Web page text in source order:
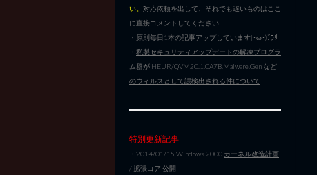
い。 対応依頼を出して、それでも遅いものはここ
に直接コメントしてください
・原則毎日1本の記事アップしています|･ω･)ﾁﾗﾘ
・ 私製セキュリティアップデートの解凍プログラ
ム群が HEUR/QVM20.1.0A7B.Malware.Gen など
のウィルスとして誤検出される件について
特別更新記事
・2014/01/15 Windows 2000 カーネル改造計画
/ 拡張コア 公開